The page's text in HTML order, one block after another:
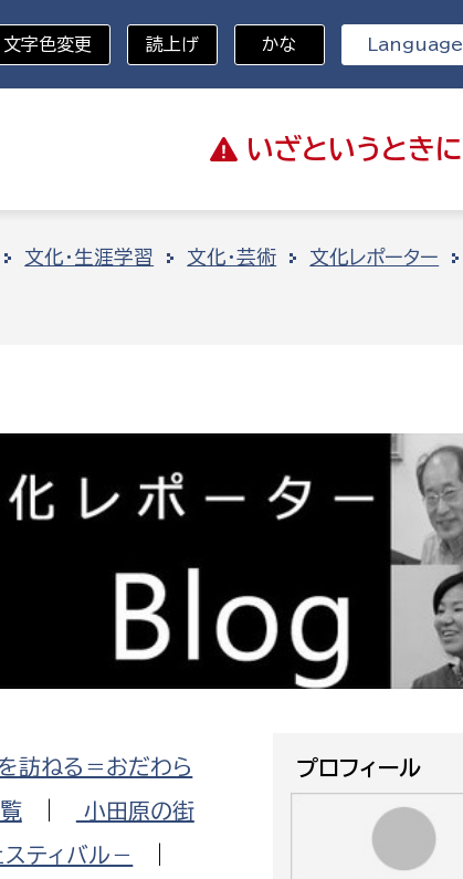
いざと いうときに
分野を選択
防災・安全
福祉・健康
環境・エネルギー
都市基盤
文化・生涯学習
タル推進課
財産管理課
契約検査課
市税総務課
市民税課
資産税課
文化部
文化財課
図書館
スポーツ課
文字色変更 読上げ かな Language
文化・生涯学習 文化・芸術 文化レポーター
訪ねる＝おだわら
|
小田原の街
ティバル－
プロフィール